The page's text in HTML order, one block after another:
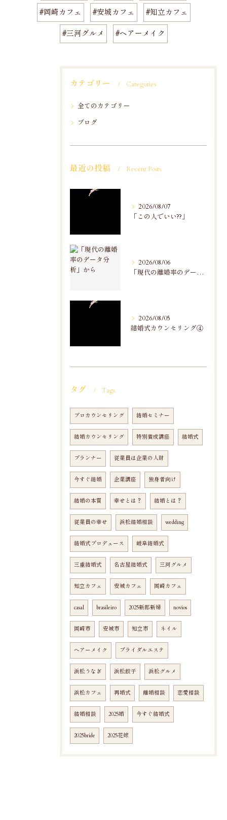
#岡崎カフェ #安城カフェ #知立カフェ
#三河グルメ #ヘアーメイク
カテゴリー Categories
全てのカテゴリー
ブログ
最近の投稿 Recent Posts
2026/08/07
「この人でいい??」
2026/08/06
「現代の離婚率のデータ分析」から
2026/08/05
結婚式カウンセリング④
タグ Tags
プロカウンセリング 結婚セミナー
結婚カウンセリング 特別養成講座 結婚式
プランナー 従業員は企業の人財
今すぐ結婚 企業講座 独身者向け
結婚の本質 幸せとは？ 結婚とは？
従業員の幸せ 浜松結婚相談 wedding
結婚式プロデュース 岐阜結婚式
三重結婚式 名古屋結婚式 三河グルメ
知立カフェ 安城カフェ 岡崎カフェ
casal brasileiro 2025新郎新婦 novios
岡崎市 安城市 知立市 ネイル
ヘアーメイク ブライダルエステ
浜松うなぎ 浜松餃子 浜松グルメ
浜松カフェ 再婚式 離婚相談 恋愛相談
結婚相談 2025婚 今すぐ結婚式
2025bride 2025花嫁